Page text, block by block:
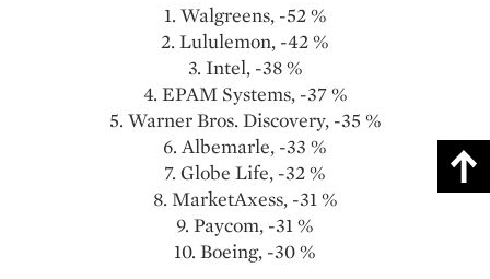
1. Walgreens, -52 %
2. Lululemon, -42 %
3. Intel, -38 %
4. EPAM Systems, -37 %
5. Warner Bros. Discovery, -35 %
6. Albemarle, -33 %
7. Globe Life, -32 %
8. MarketAxess, -31 %
9. Paycom, -31 %
10. Boeing, -30 %